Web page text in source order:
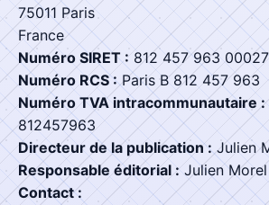
75011 Paris
France
Numéro SIRET : 812 457 963 00027
Numéro RCS :Paris B 812 457 963
Numéro TVA intracommunautaire :
812457963
Directeur de la publication : Julien
Responsable éditorial : Julien Morel
Contact :